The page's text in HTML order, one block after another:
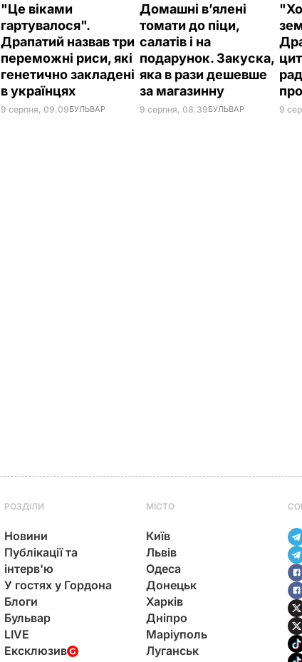
"Це віками
гартувалося".
Драпатий назвав три
переможні риси, які
генетично закладені
в українцях
9 серпня, 09.09БУЛЬВАР
Домашні в’ялені
томати до піци,
салатів і на
подарунок. Закуска,
яка в рази дешевше
за магазинну
9 серпня, 08.39БУЛЬВАР 9
РОЗДІЛИ
Новини
Публікації та
інтерв'ю
У гостях у Гордона
Блоги
Бульвар
LIVE
Ексклюзив
МІСТО
Київ
Львів
Одеса
Донецьк
Харків
Дніпро
Маріуполь
Луганськ